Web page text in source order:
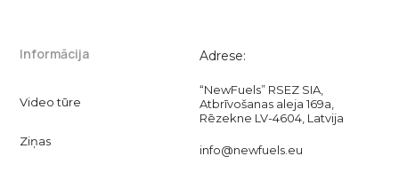
Informācija
Video tūre
Ziņas
Adrese:
“NewFuels” RSEZ SIA,
Atbrīvošanas aleja 169a,
Rēzekne LV-4604, Latvija
info@newfuels.eu